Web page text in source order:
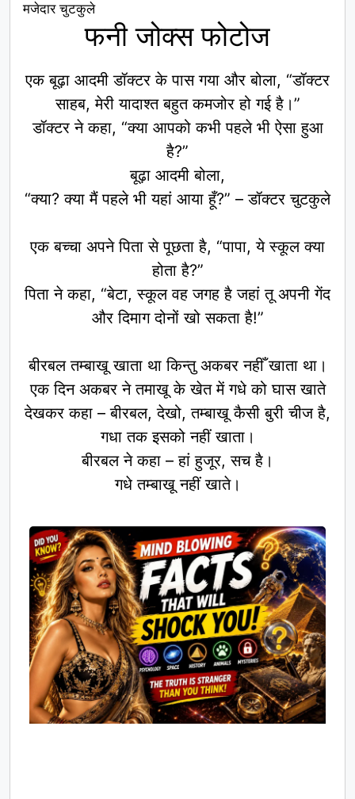
मजेदार चुटकुले
फनी जोक्स फोटोज
एक बूढ़ा आदमी डॉक्टर के पास गया और बोला, “डॉक्टर
साहब, मेरी यादाश्त बहुत कमजोर हो गई है।”
डॉक्टर ने कहा, “क्या आपको कभी पहले भी ऐसा हुआ
है?”
बूढ़ा आदमी बोला,
“क्या? क्या मैं पहले भी यहां आया हूँ?” – डॉक्टर चुटकुले
एक बच्चा अपने पिता से पूछता है, “पापा, ये स्कूल क्या
होता है?”
पिता ने कहा, “बेटा, स्कूल वह जगह है जहां तू अपनी गेंद
और दिमाग दोनों खो सकता है!”
बीरबल तम्बाखू खाता था किन्तु अकबर नहीँ खाता था।
एक दिन अकबर ने तमाखू के खेत में गधे को घास खाते
देखकर कहा – बीरबल, देखो, तम्बाखू कैसी बुरी चीज है,
गधा तक इसको नहीं खाता।
बीरबल ने कहा – हां हुजूर, सच है।
गधे तम्बाखू नहीं खाते।